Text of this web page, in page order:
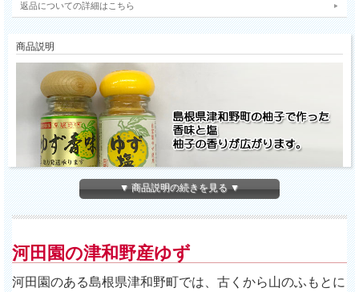
返品についての詳細はこちら
商品説明
▼ 商品説明の続きを見る ▼
河田園の津和野産ゆず
河田園のある島根県津和野町では、古くから山のふもとに